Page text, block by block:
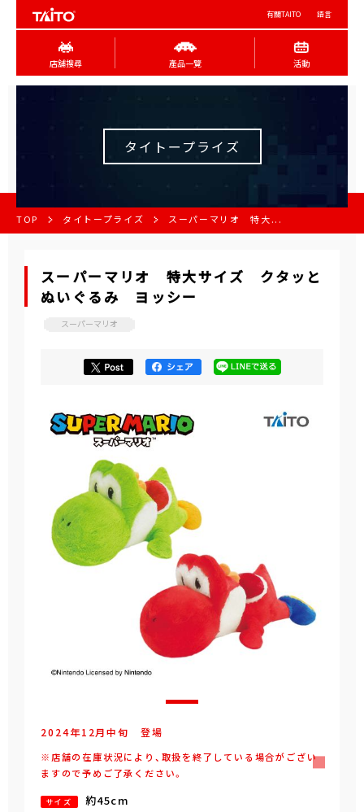
有關TAITO 語言
店舖搜尋 產品一覽 活動
タイトープライズ
TOP タイトープライズ スーパーマリオ 特大...
スーパーマリオ 特大サイズ クタッと
ぬいぐるみ ヨッシー
スーパーマリオ
2024年12月中旬 登場
※店舗の在庫状況により、取扱を終了している場合がござい
ますので予めご了承ください。
サイズ 約45cm